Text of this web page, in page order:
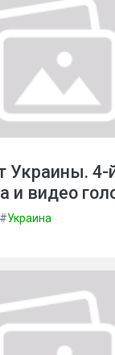
Украины. 4-
и видео
#Украина